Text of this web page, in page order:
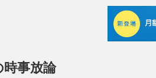
時事放論